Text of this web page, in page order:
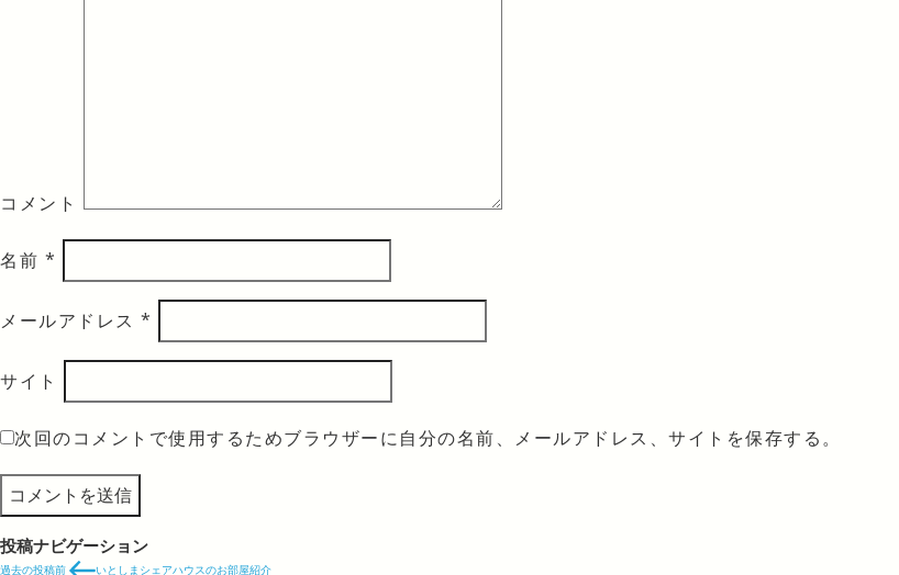
コメント
名前 *
メールアドレス *
サイト
次回のコメントで使用するためブラウザーに自分の名前、メールアドレス、サイトを保存する。
投稿ナビゲーション
過去の投稿前 いとしまシェアハウスのお部屋紹介